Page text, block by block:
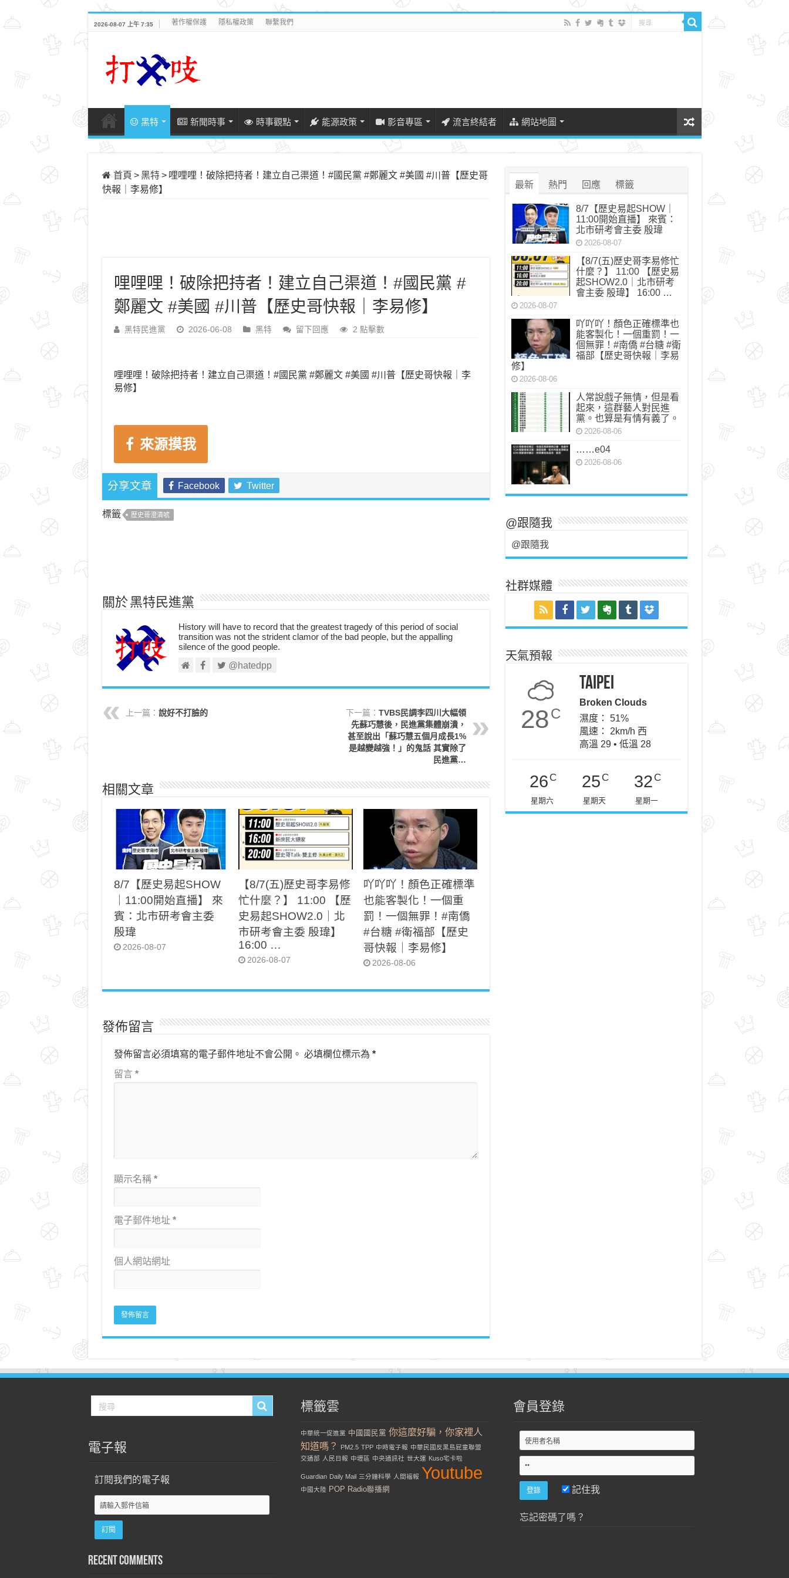
2026-08-07 上午 7:35 著作權保護 隱私權政策 聯繫我們
黑特 新聞時事 時事觀點 能源政策 影音專區 流言終結者 網站地圖
首頁 > 黑特 > 哩哩哩！破除把持者！建立自己渠道！#國民黨 #鄭麗文 #美國 #川普【歷史哥
快報｜李易修】
哩哩哩！破除把持者！建立自己渠道！#國民黨 #
鄭麗文 #美國 #川普【歷史哥快報｜李易修】
黑特民進黨 2026-06-08 黑特 留下回應 2 點擊數
哩哩哩！破除把持者！建立自己渠道！#國民黨 #鄭麗文 #美國 #川普【歷史哥快報｜李
易修】
來源摸我
分享文章 Facebook Twitter
標籤 歷史哥澄清唬
關於 黑特民進黨
History will have to record that the greatest tragedy of this period of social
transition was not the strident clamor of the bad people, but the appalling
silence of the good people.
@hatedpp
上一篇： 說好不打臉的 下一篇： TVBS民調李四川大幅領
先蘇巧慧後，民進黨集體崩潰，
甚至說出「蘇巧慧五個月成長1%
是越變越強！」的鬼話 其實除了
民進黨…
相關文章
8/7【歷史易起SHOW
｜11:00開始直播】 來
賓：北市研考會主委
殷瑋
2026-08-07
【8/7(五)歷史哥李易修
忙什麼？】 11:00 【歷
史易起SHOW2.0｜北
市研考會主委 殷瑋】
16:00 …
2026-08-07
吖吖吖！顏色正確標準
也能客製化！一個重
罰！一個無罪！#南僑
#台糖 #衛福部【歷史
哥快報｜李易修】
2026-08-06
發佈留言
發佈留言必須填寫的電子郵件地址不會公開。 必填欄位標示為 *
留言 *
顯示名稱 *
電子郵件地址 *
個人網站網址
最新 熱門 回應 標籤
8/7【歷史易起SHOW｜
11:00開始直播】 來賓：
北市研考會主委 殷瑋
2026-08-07
【8/7(五)歷史哥李易修忙
什麼？】 11:00 【歷史易
起SHOW2.0｜北市研考
會主委 殷瑋】 16:00 …
2026-08-07
吖吖吖！顏色正確標準也
能客製化！一個重罰！一
個無罪！#南僑 #台糖 #衛
福部【歷史哥快報｜李易
修】
2026-08-06
人常說戲子無情，但是看
起來，這群藝人對民進
黨。也算是有情有義了。
2026-08-06
……e04
2026-08-06
@跟隨我
@跟隨我
社群媒體
天氣預報
28C
Taipei
Broken Clouds
濕度： 51%
風速： 2km/h 西
高溫 29 • 低溫 28
26 C
星期六
25 C
星期天
32 C
星期一
電子報
訂閱我們的電子報
Recent Comments
標籤雲
中華統一促進黨 中國國民黨 你這麼好騙，你家裡人
知道嗎？
PM2.5 TPP 中時電子報 中華民國反黑島屁童聯盟
交通部 人民日報 中壢區 中央通訊社 世大運 Kuso宅卡啦
Guardian Daily Mail 三分鐘科學 人間福報 Youtube
中國大陸 POP Radio聯播網
會員登錄
記住我
忘記密碼了嗎？